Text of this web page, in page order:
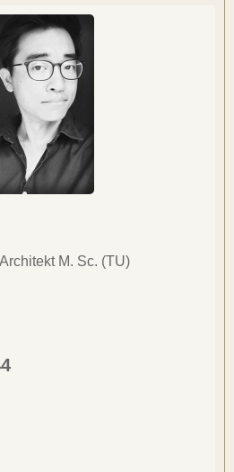
M. Sc. (TU)